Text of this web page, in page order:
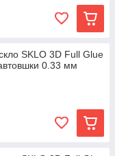
SKLO 3D Full Glue
0.33 мм